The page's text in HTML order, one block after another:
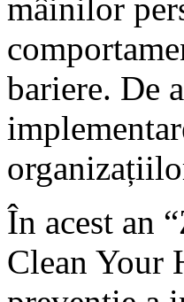
mâinilor
bariere. De
În acest an
Clean Your